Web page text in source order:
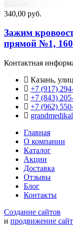
340,00 руб.
Зажим
прямой №1,
Контактная
Казань,
+7 (917)
+7 (843)
+7 (962)
Главная
О компании
Каталог
Акции
Доставка
Отзывы
Блог
Контакты
Создание сайтов
и продвижение